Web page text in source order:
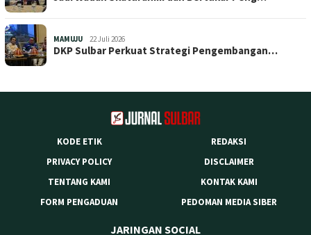
MAMUJU 22 Juli 2026
DKP Sulbar Perkuat Strategi Pengembangan…
KODE ETIK
REDAKSI
PRIVACY POLICY
DISCLAIMER
TENTANG KAMI
KONTAK KAMI
FORM PENGADUAN
PEDOMAN MEDIA SIBER
JARINGAN SOCIAL